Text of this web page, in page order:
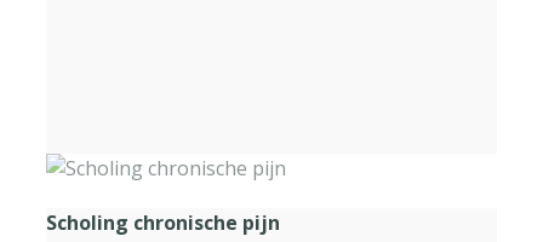
Scholing chronische pijn